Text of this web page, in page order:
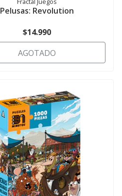
Pelusas: Revolution
$14.990
AGOTADO